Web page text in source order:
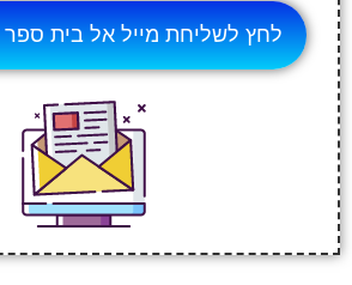
לחץ לשליחת מייל אל בית ספר